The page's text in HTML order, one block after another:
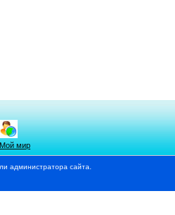
Мой мир
администратора сайта.